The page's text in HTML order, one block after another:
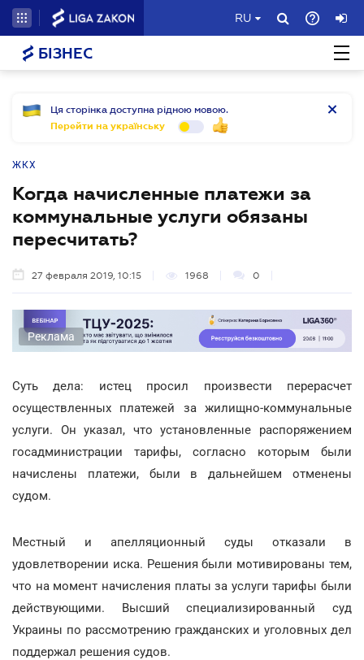
RU
БІЗНЕС
Ця сторінка доступна рідною мовою.
Перейти на українську
ЖКХ
Когда начисленные платежи за
коммунальные услуги обязаны
пересчитать?
27 февраля 2019, 10:15 1968 0
Реклама
Суть дела: истец просил произвести перерасчет
осуществленных платежей за жилищно-коммунальные
услуги. Он указал, что установленные распоряжением
госадминистрации тарифы, согласно которым были
начислены платежи, были в дальнейшем отменены
судом.
Местный и апелляционный суды отказали в
удовлетворении иска. Решения были мотивированы тем,
что на момент начисления платы за услуги тарифы были
действующими. Высший специализированный суд
Украины по рассмотрению гражданских и уголовных дел
поддержал решения судов.